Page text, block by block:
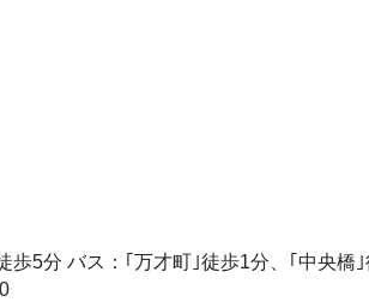
5分 バス：｢万才町｣徒歩1分、｢中央橋